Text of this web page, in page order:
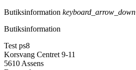
Butiksinformation keyboard_arrow_down
Butiksinformation
Test ps8
Korsvang Centret 9-11
5610 Assens